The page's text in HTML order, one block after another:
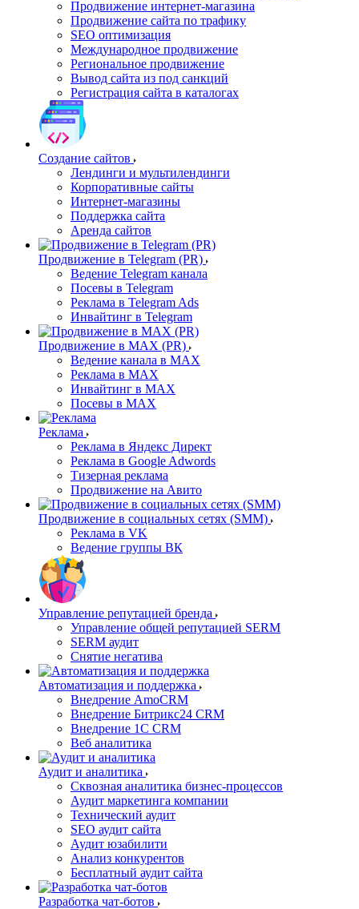
Продвижение интернет-магазина
Продвижение сайта по трафику
SEO оптимизация
Международное продвижение
Региональное продвижение
Вывод сайта из под санкций
Регистрация сайта в каталогах
Создание сайтов
Лендинги и мультилендинги
Корпоративные сайты
Интернет-магазины
Поддержка сайта
Аренда сайтов
Продвижение в Telegram (PR)
Ведение Telegram канала
Посевы в Telegram
Реклама в Telegram Ads
Инвайтинг в Telegram
Продвижение в MAX (PR)
Ведение канала в MAX
Реклама в MAX
Инвайтинг в MAX
Посевы в MAX
Реклама
Реклама в Яндекс Директ
Реклама в Google Adwords
Тизерная реклама
Продвижение на Авито
Продвижение в социальных сетях (SMM)
Реклама в VK
Ведение группы ВК
Управление репутацией бренда
Управление общей репутацией SERM
SERM аудит
Снятие негатива
Автоматизация и поддержка
Внедрение AmoCRM
Внедрение Битрикс24 CRM
Внедрение 1C CRM
Веб аналитика
Аудит и аналитика
Сквозная аналитика бизнес-процессов
Аудит маркетинга компании
Технический аудит
SEO аудит сайта
Аудит юзабилити
Анализ конкурентов
Бесплатный аудит сайта
Разработка чат-ботов